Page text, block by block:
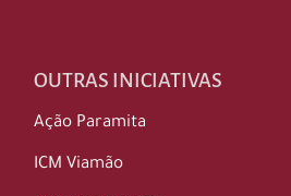
OUTRAS INICIATIVAS
Ação Paramita
ICM Viamão